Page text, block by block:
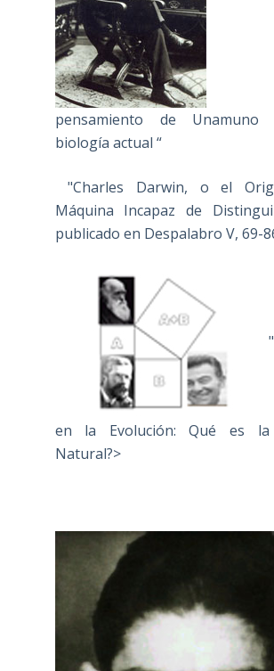
pensamiento de
biología actual “
"Charles Darwin, o el
Máquina Incapaz de
publicado en Despalabro V, 69-
en la Evolución: Qué es la
Natural?>